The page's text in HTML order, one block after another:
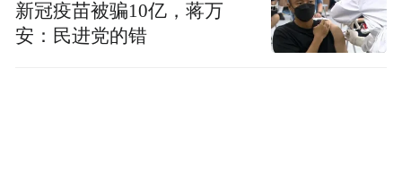
新冠疫苗被骗10亿，蒋万
安：民进党的错